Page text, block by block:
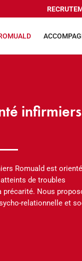
infirmiers
Romuald est orienté
de troubles
précarité. Nous
relationnelle et